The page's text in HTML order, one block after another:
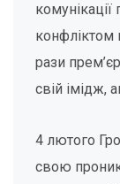
комунікації
конфліктом
рази
свій імідж,
4 лютого
свою